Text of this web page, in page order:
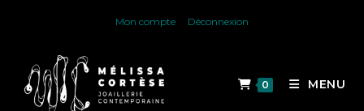
Mon compte Déconnexion
0 MENU